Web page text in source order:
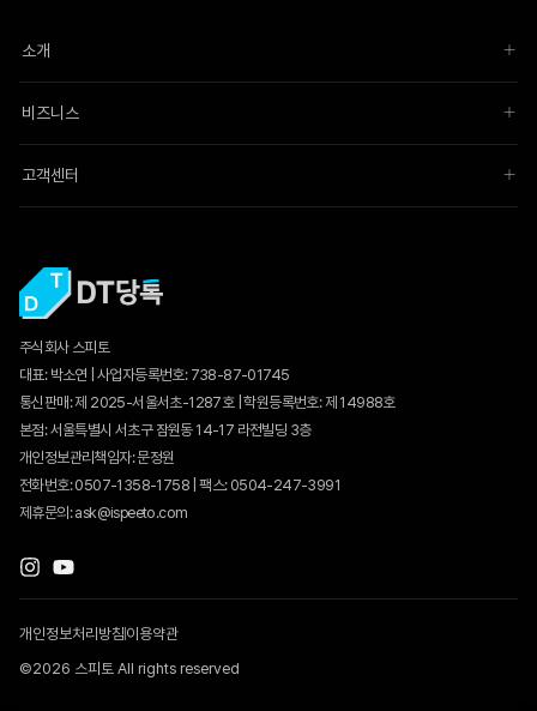
소개
비즈니스
고객센터
주식회사 스피토
대표: 박소연 | 사업자등록번호: 738-87-01745
통신판매:제 2025-서울서초-1287호| 학원등록번호: 제 14988호
본점: 서울특별시 서초구 잠원동 14-17 라전빌딩 3층
개인정보관리책임자: 문정원
전화번호: 0507-1358-1758 | 팩스: 0504-247-3991
제휴문의: ask@ispeeto.com
©2026 스피토 All rights reserved
개인정보처리방침 이용약관